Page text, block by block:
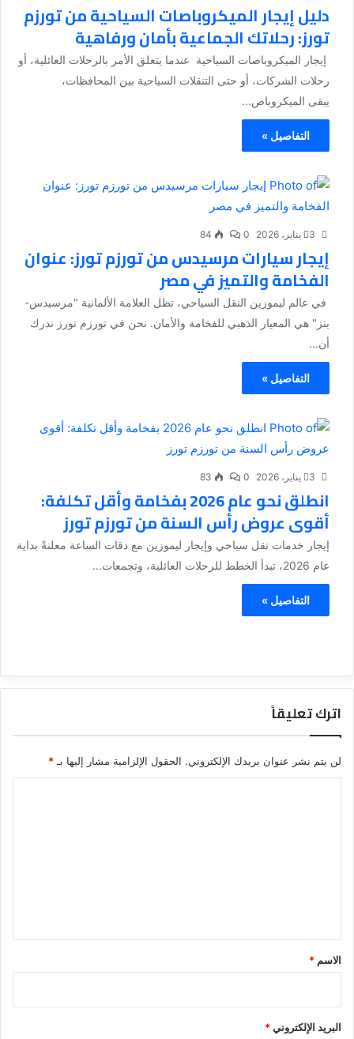
دليل إيجار الميكروباصات السياحية من تورزم
تورز: رحلاتك الجماعية بأمان ورفاهية
إيجار الميكروباصات السياحية عندما يتعلق الأمر بالرحلات العائلية، أو
رحلات الشركات، أو حتى التنقلات السياحية بين المحافظات،
يبقى الميكروباص...
التفاصيل »
3 يناير، 2026 0
84
إيجار سيارات مرسيدس من تورزم تورز: عنوان
الفخامة والتميز في مصر
في عالم ليموزين النقل السياحي، تظل العلامة الألمانية "مرسيدس-
بنز" هي المعيار الذهبي للفخامة والأمان. نحن في تورزم تورز ندرك
أن...
التفاصيل »
3 يناير، 2026 0
83
انطلق نحو عام 2026 بفخامة وأقل تكلفة:
أقوى عروض رأس السنة من تورزم تورز
إيجار خدمات نقل سياحي وإيجار ليموزين مع دقات الساعة معلنةً بداية
عام 2026، تبدأ الخطط للرحلات العائلية، وتجمعات...
التفاصيل »
اترك تعليقاً
لن يتم نشر عنوان بريدك الإلكتروني. الحقول الإلزامية مشار إليها بـ *
*
الاسم *
البريد الإلكتروني*